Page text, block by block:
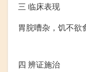
三 临床表现
胃脘嘈杂，饥不欲
四 辨证施治